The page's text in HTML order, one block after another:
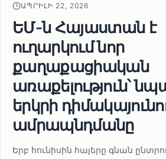
ԱՊՐԻԼԻ 22, 2026
ԵՄ-ն Հայաստան է
ուղարկում նոր
քաղաքացիական
առաքելություն՝
երկրի
ամրապնդմանը
Երբ հունիսին հայերը գնան